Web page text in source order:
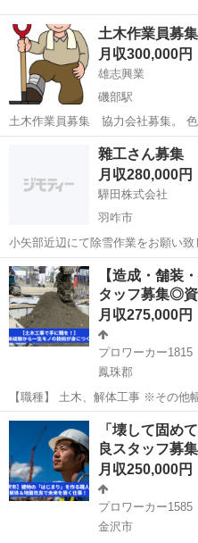
土木作業員募
月収300,000円
雄志興業
磯部駅
土木作業員募集 協力会社募集。 色
真面目に働いてくれる方 ・やる気
会不適合者でない方 必須条件です♪
す。 （使用等で抜ける場...
金沢市 磯部駅 その
雜工さん募集
月収280,000円
驊田株式会社
羽咋市
小矢部近辺にて除雪作業をお願い致
石川 羽咋市 その他
【造成・舗装
タッフ募集◎資
月収275,000円
プロワーカー1815
鳳珠郡
【職種】 土木、解体工事 ※その他幅広く対応しております。 【勤務
時間】 8:00〜17:00（休憩あり） ※現場により多少前後する場合があ
ります 【仕事内容】
石川 鳳珠郡 その他 未経
「壊して固め
良スタッフ募集
月収250,000円
プロワーカー1585
金沢市